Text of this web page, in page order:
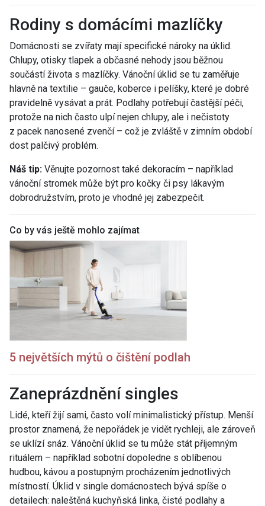
Rodiny s domácími mazlíčky
Domácnosti se zvířaty mají specifické nároky na úklid.
Chlupy, otisky tlapek a občasné nehody jsou běžnou
součástí života s mazlíčky. Vánoční úklid se tu zaměřuje
hlavně na textilie – gauče, koberce i pelíšky, které je dobré
pravidelně vysávat a prát. Podlahy potřebují častější péči,
protože na nich často ulpí nejen chlupy, ale i nečistoty
z pacek nanosené zvenčí – což je zvláště v zimním období
dost palčivý problém.
Náš tip: Věnujte pozornost také dekoracím – například
vánoční stromek může být pro kočky či psy lákavým
dobrodružstvím, proto je vhodné jej zabezpečit.
Co by vás ještě mohlo zajímat
5 největších mýtů o čištění podlah
Zaneprázdnění singles
Lidé, kteří žijí sami, často volí minimalistický přístup. Menší
prostor znamená, že nepořádek je vidět rychleji, ale zároveň
se uklízí snáz. Vánoční úklid se tu může stát příjemným
rituálem – například sobotní dopoledne s oblíbenou
hudbou, kávou a postupným procházením jednotlivých
místností. Úklid v single domácnostech bývá spíše o
detailech: naleštěná kuchyňská linka, čisté podlahy a